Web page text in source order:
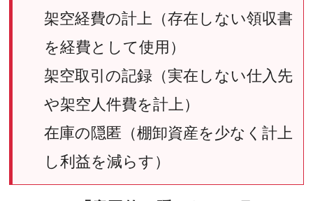
架空経費の計上（存在しない領収書
を経費として使用）
架空取引の記録（実在しない仕入先
や架空人件費を計上）
在庫の隠匿（棚卸資産を少なく計上
し利益を減らす）